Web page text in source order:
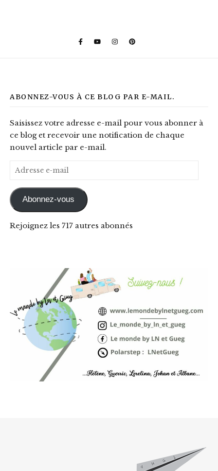
ABONNEZ-VOUS À CE BLOG PAR E-MAIL.
Saisissez votre adresse e-mail pour vous abonner à
ce blog et recevoir une notification de chaque
nouvel article par e-mail.
Adresse e-mail
Abonnez-vous
Rejoignez les 717 autres abonnés